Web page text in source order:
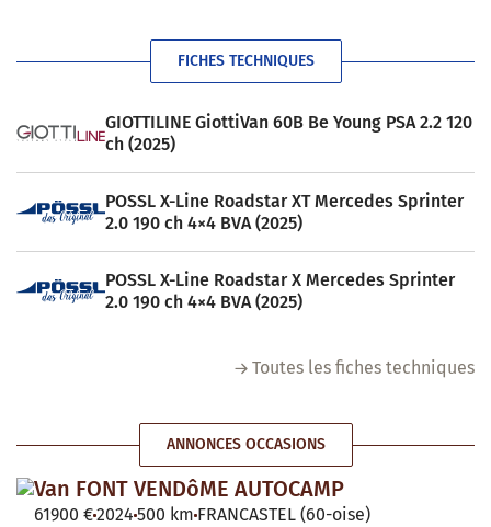
FICHES TECHNIQUES
GIOTTILINE GiottiVan 60B Be Young PSA 2.2 120
ch (2025)
POSSL X-Line Roadstar XT Mercedes Sprinter
2.0 190 ch 4×4 BVA (2025)
POSSL X-Line Roadstar X Mercedes Sprinter
2.0 190 ch 4×4 BVA (2025)
Toutes les fiches techniques
ANNONCES OCCASIONS
Van FONT VENDôME AUTOCAMP
61900 €2024 500 km FRANCASTEL (60-oise)